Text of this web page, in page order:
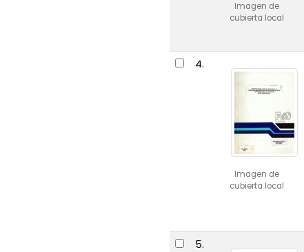
Imagen de
cubierta local
4.
Imagen de
cubierta local
5.